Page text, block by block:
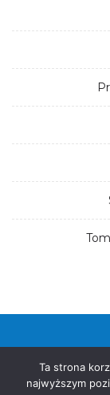
©
Ta strona
najwyższym